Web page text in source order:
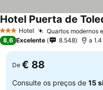
3 EstrelasHotel Quartos modernos
Hotel Puerta de
8,6 Excelente 8.548 a
De € 88
Consulte os preços de 15